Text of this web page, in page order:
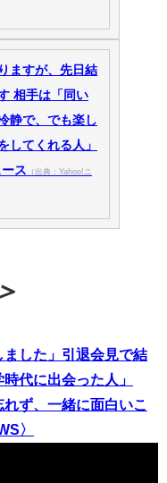
ますが、先日結
相手は「同い
静で、でも楽し
してくれる人」
ス
（出典：Yahoo!ニ
ました」引退会見で結
代に出会った人」
ず、一緒に面白いこ
〉